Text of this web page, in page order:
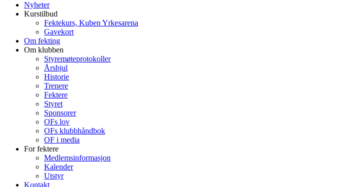
Nyheter
Kurstilbud
Fektekurs, Kuben Yrkesarena
Gavekort
Om fekting
Om klubben
Styremøteprotokoller
Årshjul
Historie
Trenere
Fektere
Styret
Sponsorer
OFs lov
OFs klubbhåndbok
OF i media
For fektere
Medlemsinformasjon
Kalender
Utstyr
Kontakt